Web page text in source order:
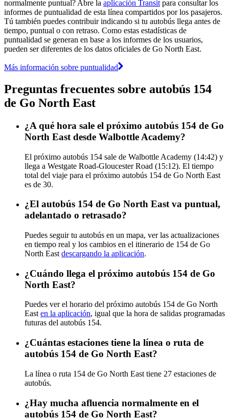
normalmente puntual? Abre la aplicación Transit para consultar los
informes de puntualidad de esta línea compartidos por los pasajeros.
Tú también puedes contribuir indicando si tu autobús llega antes de
tiempo, puntual o con retraso. Como estas estadísticas de
puntualidad se generan en base a los informes de los usuarios,
pueden ser diferentes de los datos oficiales de Go North East.
Más información sobre puntualidad
Preguntas frecuentes sobre autobús 154
de Go North East
¿A qué hora sale el próximo autobús 154 de Go
North East desde Walbottle Academy?
El próximo autobús 154 sale de Walbottle Academy (14:42) y
llega a Westgate Road-Gloucester Road (15:12). El tiempo
total del viaje para el próximo autobús 154 de Go North East
es de 30.
¿El autobús 154 de Go North East va puntual,
adelantado o retrasado?
Puedes seguir tu autobús en un mapa, ver las actualizaciones
en tiempo real y los cambios en el itinerario de 154 de Go
North East descargando la aplicación.
¿Cuándo llega el próximo autobús 154 de Go
North East?
Puedes ver el horario del próximo autobús 154 de Go North
East en la aplicación, igual que la hora de salidas programadas
futuras del autobús 154.
¿Cuántas estaciones tiene la línea o ruta de
autobús 154 de Go North East?
La línea o ruta 154 de Go North East tiene 27 estaciones de
autobús.
¿Hay mucha afluencia normalmente en el
autobús 154 de Go North East?